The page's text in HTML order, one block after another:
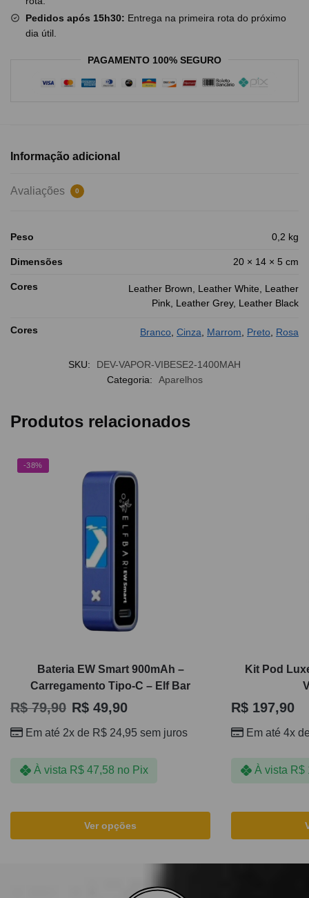
Pedidos após 15h30: Entrega na primeira rota do próximo
dia útil.
PAGAMENTO 100% SEGURO
Informação adicional
Avaliações 0
Peso 0,2 kg
Dimensões 20 × 14 × 5 cm
Cores
Leather Brown, Leather White, Leather
Pink, Leather Grey, Leather Black
Cores Branco Cinza Marrom Preto Rosa
SKU:
DEV-VAPOR-VIBESE2-1400MAH
Categoria:
Aparelhos
Produtos relacionados
-38%
Bateria EW Smart 900mAh –
Carregamento Tipo-C – Elf Bar
R$79,90 R$ 49,90
Em até 2x de R$ 24,95 sem juros
À vista R$47,58 no Pix
Ver opções
Kit Pod
R$ 197,90
Em até 4x
À vista R$